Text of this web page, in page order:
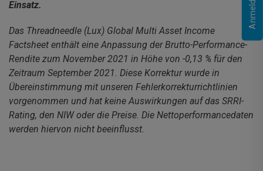
Einsatz.
Das Threadneedle (Lux) Global Multi Asset Income
Factsheet enthält eine Anpassung der Brutto-Performance-
Rendite zum November 2021 in Höhe von -0,13 % für den
Zeitraum September 2021. Diese Korrektur wurde in
Übereinstimmung mit unseren Fehlerkorrekturrichtlinien
vorgenommen und hat keine Auswirkungen auf das SRRI-
Rating, den NIW oder die Preise. Die Nettoperformancedaten
werden hiervon nicht beeinflusst.